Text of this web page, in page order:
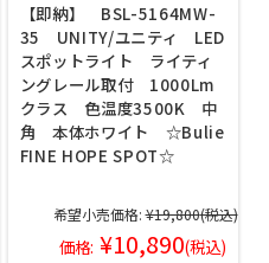
【即納】 BSL-5164MW-
35 UNITY/ユニティ LED
スポットライト ライティ
ングレール取付 1000Lm
クラス 色温度3500K 中
角 本体ホワイト ☆Bulie
FINE HOPE SPOT☆
希望小売価格: ¥19,800(税込)
価格: ¥10,890(税込)